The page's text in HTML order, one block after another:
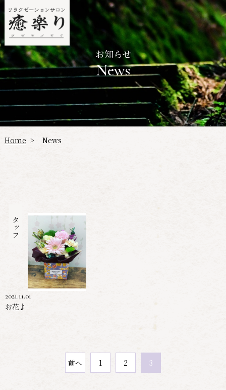
お知らせ
News
Home > News
スタッフ
2021.11.01
お花♪
前へ 1 2 3